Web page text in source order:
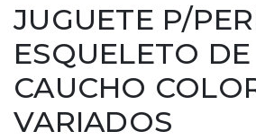
JUGUETE P/
ESQUELETO DE
CAUCHO
VARIADOS